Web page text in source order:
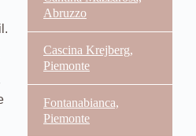
Abruzzo
Cascina Krejberg,
Piemonte
Fontanabianca,
Piemonte